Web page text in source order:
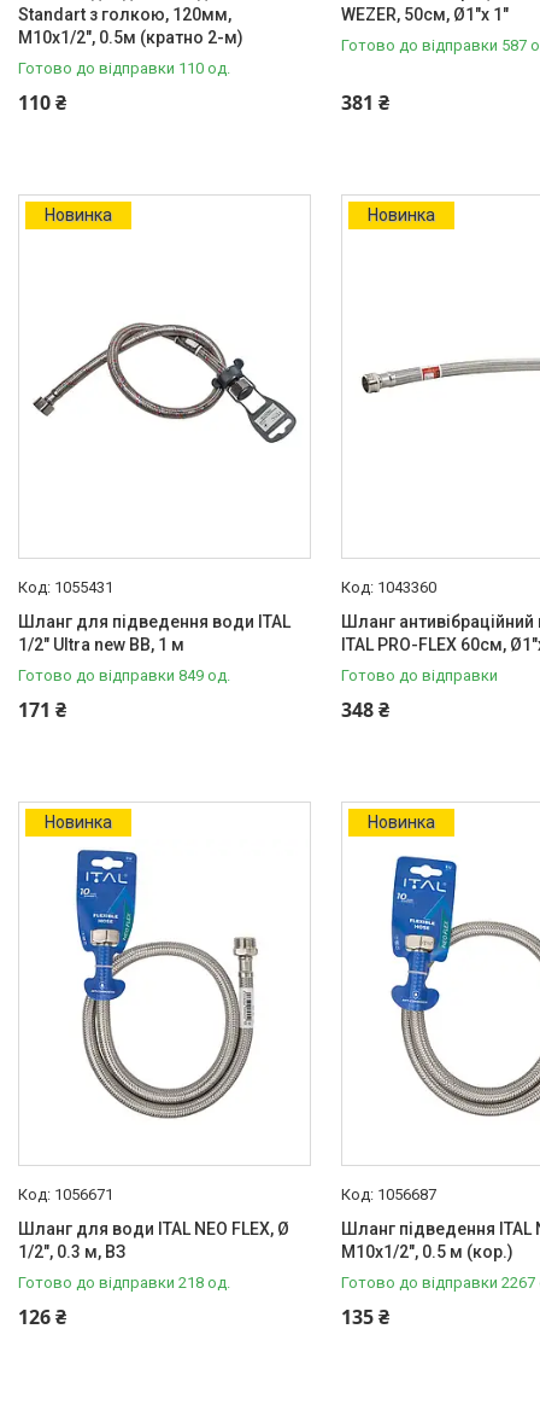
Насосне обладнання
Інструмент
Standart з голкою, 120мм,
М10х1/2", 0.5м (кратно 2-м)
Готово до відправки 110 од.
110 ₴
WEZER, 50см, Ø1"х 1"
Готово до відправки 587
381 ₴
Новинка
1055431
Шланг для підведення води ITAL
1/2" Ultra new ВВ, 1 м
Готово до відправки 849 од.
171 ₴
Новинка
1043360
Шланг антивібраційний
ITAL PRO-FLEX 60см,
Готово до відправки
348 ₴
Новинка
1056671
Шланг для води ITAL NEO FLEX, Ø
1/2", 0.3 м, ВЗ
Готово до відправки 218 од.
126 ₴
Новинка
1056687
Шланг підведення ITAL
М10х1/2", 0.5 м (кор.)
Готово до відправки 2267
135 ₴